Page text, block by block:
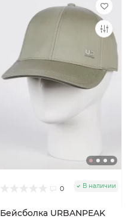
0 В наличии
Бейсболка URBANPEAK